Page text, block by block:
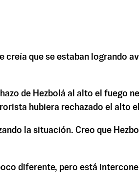
creía que se estaban logrando
de Hezbolá al alto el fuego
hubiera rechazado el alto
la situación. Creo que
diferente, pero está